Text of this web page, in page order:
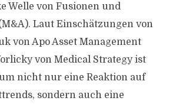
Welle von Fusionen und
Laut Einschätzungen von
von Apo Asset Management
von Medical Strategy ist
nicht nur eine Reaktion auf
sondern auch eine